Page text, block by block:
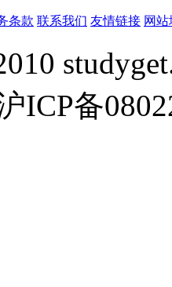
条款 联系我们 友情链接 网
ICP备